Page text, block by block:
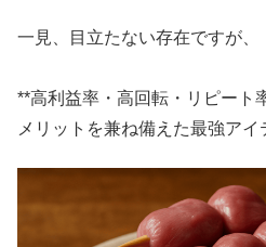
一見、目立たない存在ですが、
**高利益率・高回転・リピー
メリットを兼ね備えた最強アイ